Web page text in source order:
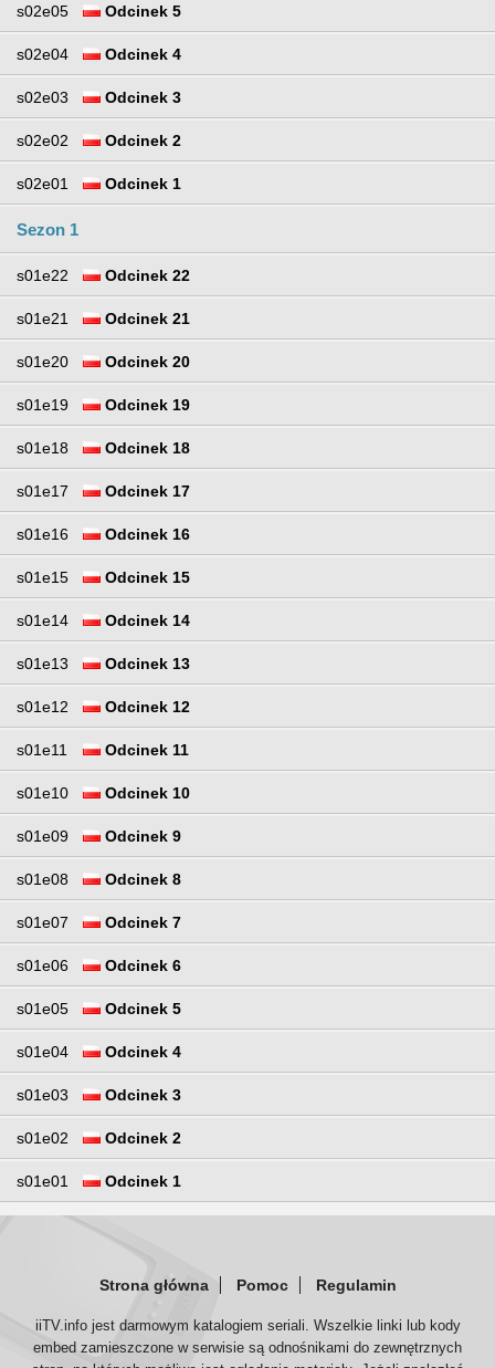
s02e05 Odcinek 5
s02e04 Odcinek 4
s02e03 Odcinek 3
s02e02 Odcinek 2
s02e01 Odcinek 1
Sezon 1
s01e22 Odcinek 22
s01e21 Odcinek 21
s01e20 Odcinek 20
s01e19 Odcinek 19
s01e18 Odcinek 18
s01e17 Odcinek 17
s01e16 Odcinek 16
s01e15 Odcinek 15
s01e14 Odcinek 14
s01e13 Odcinek 13
s01e12 Odcinek 12
s01e11 Odcinek 11
s01e10 Odcinek 10
s01e09 Odcinek 9
s01e08 Odcinek 8
s01e07 Odcinek 7
s01e06 Odcinek 6
s01e05 Odcinek 5
s01e04 Odcinek 4
s01e03 Odcinek 3
s01e02 Odcinek 2
s01e01 Odcinek 1
Strona główna Pomoc Regulamin
iiTV.info jest darmowym katalogiem seriali. Wszelkie linki lub kody
embed zamieszczone w serwisie są odnośnikami do zewnętrznych